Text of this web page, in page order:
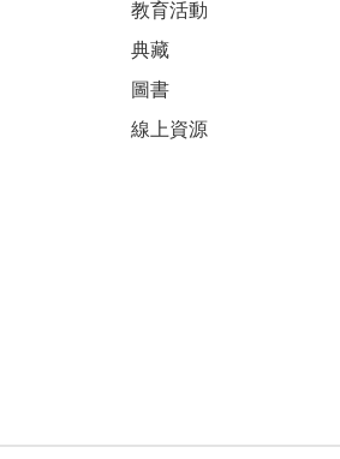
教育活動
典藏
圖書
線上資源